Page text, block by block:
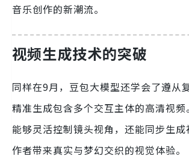
音乐创作的新潮流。
视频生成技术的突破
同样在9月，豆包大模型还学会了遵从
精准生成包含多个交互主体的高清视
能够灵活控制镜头视角，还能同步生
作者带来真实与梦幻交织的视觉体验。